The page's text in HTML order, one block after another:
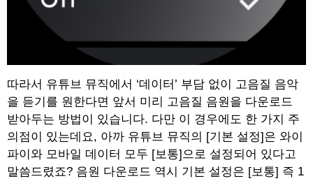
따라서 유튜브 뮤직에서 ‘데이터’ 부담 없이 고음질 음악
을 듣기를 원한다면 앞서 미리 고음질 음원을 다운로드
받아두는 방법이 있습니다. 다만 이 경우에도 한 가지 주
의점이 있는데요, 아까 유튜브 뮤직의 [기본 설정]은 와이
파이와 모바일 데이터 모두 [보통]으로 설정되어 있다고
말씀드렸죠? 음원 다운로드 역시 기본 설정은 [보통] 즉 1